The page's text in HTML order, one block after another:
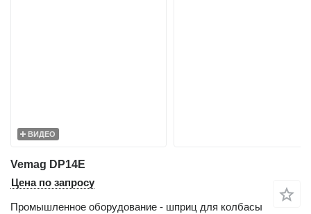
ВИДЕО
Vemag DP14E
Цена по запросу
Промышленное оборудование - шприц для колбасы